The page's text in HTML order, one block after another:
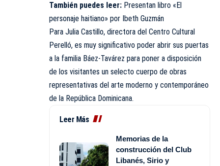
También puedes leer: Presentan libro «El
personaje haitiano» por Ibeth Guzmán
Para Julia Castillo, directora del Centro Cultural
Perelló, es muy significativo poder abrir sus puertas
a la familia Báez-Tavárez para poner a disposición
de los visitantes un selecto cuerpo de obras
representativas del arte moderno y contemporáneo
de la República Dominicana.
Leer Más
Memorias de la
construcción del Club
Libanés, Sirio y